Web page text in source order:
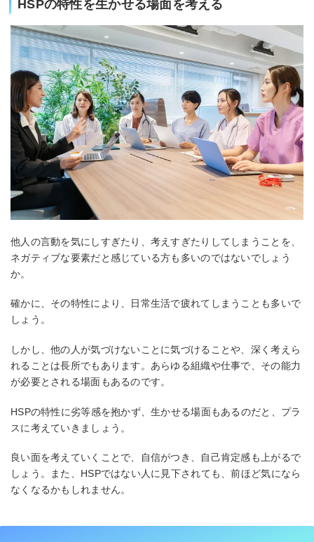
HSPの特性を生かせる場面を考える
他人の言動を気にしすぎたり、考えすぎたりしてしまうことを、
ネガティブな要素だと感じている方も多いのではないでしょう
か。
確かに、その特性により、日常生活で疲れてしまうことも多いで
しょう。
しかし、他の人が気づけないことに気づけることや、深く考えら
れることは長所でもあります。あらゆる組織や仕事で、その能力
が必要とされる場面もあるのです。
HSPの特性に劣等感を抱かず、生かせる場面もあるのだと、プラ
スに考えていきましょう。
良い面を考えていくことで、自信がつき、自己肯定感も上がるで
しょう。また、HSPではない人に見下されても、前ほど気になら
なくなるかもしれません。